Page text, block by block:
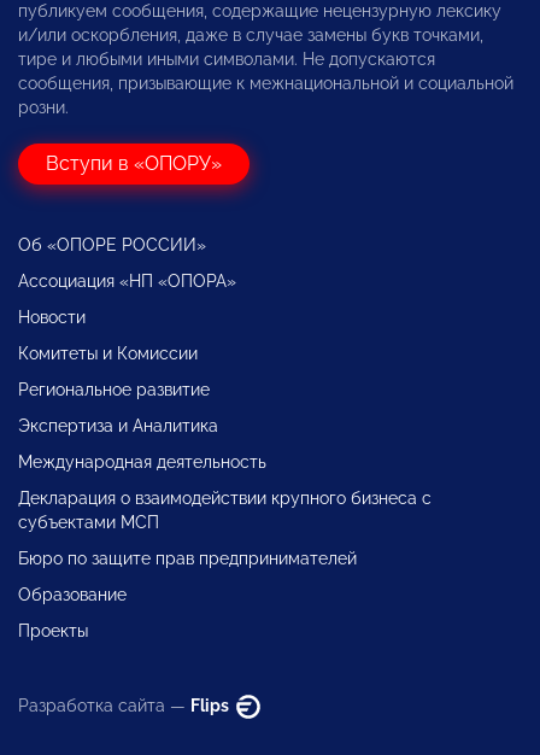
публикуем сообщения, содержащие нецензурную лексику
и/или оскорбления, даже в случае замены букв точками,
тире и любыми иными символами. Не допускаются
сообщения, призывающие к межнациональной и социальной
розни.
Вступи в «ОПОРУ»
Об «ОПОРЕ РОССИИ»
Ассоциация «НП «ОПОРА»
Новости
Комитеты и Комиссии
Региональное развитие
Экспертиза и Аналитика
Международная деятельность
Декларация о взаимодействии крупного бизнеса с
субъектами МСП
Бюро по защите прав предпринимателей
Образование
Проекты
Разработка сайта — Flips